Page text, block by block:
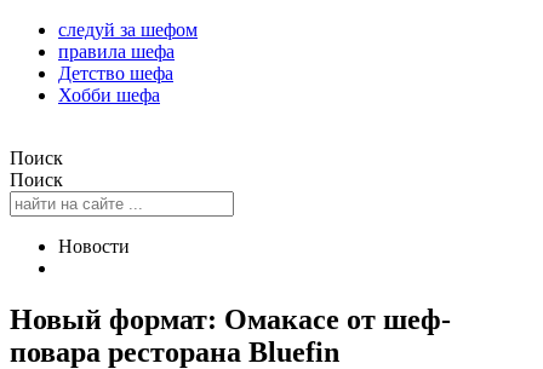
следуй за шефом
правила шефа
Детство шефа
Хобби шефа
Поиск
Поиск
Новости
Новый формат: Омакасе от шеф-
повара ресторана Bluefin